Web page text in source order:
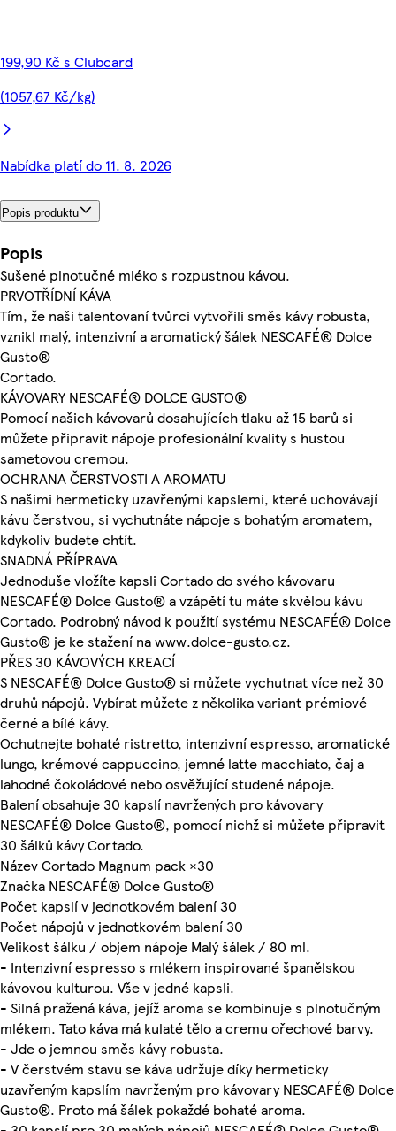
199,90 Kč s Clubcard
(1057,67 Kč/kg)
Nabídka platí do 11. 8. 2026
Popis produktu
Popis
Sušené plnotučné mléko s rozpustnou kávou.
PRVOTŘÍDNÍ KÁVA
Tím, že naši talentovaní tvůrci vytvořili směs kávy robusta,
vznikl malý, intenzivní a aromatický šálek NESCAFÉ® Dolce
Gusto®
Cortado.
KÁVOVARY NESCAFÉ® DOLCE GUSTO®
Pomocí našich kávovarů dosahujících tlaku až 15 barů si
můžete připravit nápoje profesionální kvality s hustou
sametovou cremou.
OCHRANA ČERSTVOSTI A AROMATU
S našimi hermeticky uzavřenými kapslemi, které uchovávají
kávu čerstvou, si vychutnáte nápoje s bohatým aromatem,
kdykoliv budete chtít.
SNADNÁ PŘÍPRAVA
Jednoduše vložíte kapsli Cortado do svého kávovaru
NESCAFÉ® Dolce Gusto® a vzápětí tu máte skvělou kávu
Cortado. Podrobný návod k použití systému NESCAFÉ® Dolce
Gusto® je ke stažení na www.dolce-gusto.cz.
PŘES 30 KÁVOVÝCH KREACÍ
S NESCAFÉ® Dolce Gusto® si můžete vychutnat více než 30
druhů nápojů. Vybírat můžete z několika variant prémiové
černé a bílé kávy.
Ochutnejte bohaté ristretto, intenzivní espresso, aromatické
lungo, krémové cappuccino, jemné latte macchiato, čaj a
lahodné čokoládové nebo osvěžující studené nápoje.
Balení obsahuje 30 kapslí navržených pro kávovary
NESCAFÉ® Dolce Gusto®, pomocí nichž si můžete připravit
30 šálků kávy Cortado.
Název Cortado Magnum pack ×30
Značka NESCAFÉ® Dolce Gusto®
Počet kapslí v jednotkovém balení 30
Počet nápojů v jednotkovém balení 30
Velikost šálku / objem nápoje Malý šálek / 80 ml.
- Intenzivní espresso s mlékem inspirované španělskou
kávovou kulturou. Vše v jedné kapsli.
- Silná pražená káva, jejíž aroma se kombinuje s plnotučným
mlékem. Tato káva má kulaté tělo a cremu ořechové barvy.
- Jde o jemnou směs kávy robusta.
- V čerstvém stavu se káva udržuje díky hermeticky
uzavřeným kapslím navrženým pro kávovary NESCAFÉ® Dolce
Gusto®. Proto má šálek pokaždé bohaté aroma.